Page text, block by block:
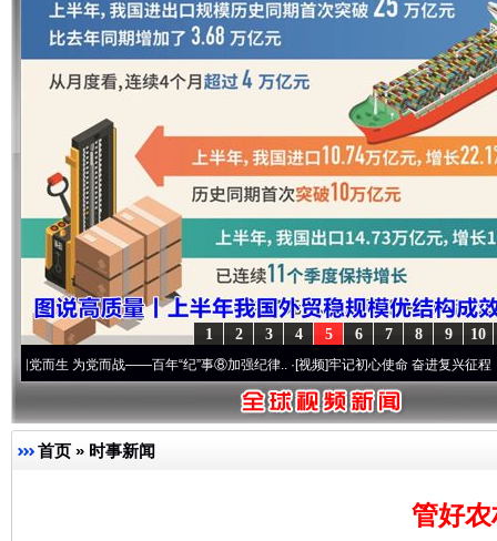
10
9
8
7
6
5
4
3
2
1
为党而战——百年“纪”事⑧加强纪律..·[视频]牢记初心使命 奋进复兴征程丨“转折之城
首页 » 时事新闻
管好